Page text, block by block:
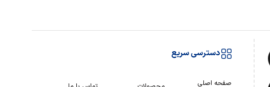
دسترسی سریع
صفحه اصلی